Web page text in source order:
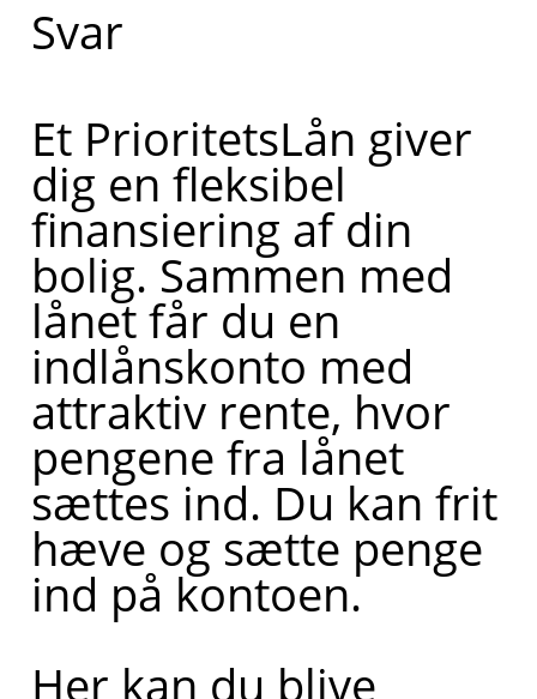
Svar
Et PrioritetsLån giver
dig en fleksibel
finansiering af din
bolig. Sammen med
lånet får du en
indlånskonto med
attraktiv rente, hvor
pengene fra lånet
sættes ind. Du kan frit
hæve og sætte penge
ind på kontoen.
Her kan du blive